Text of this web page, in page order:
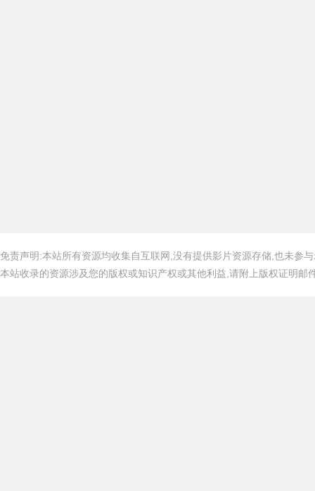
免责声明:本站所有资源均收集自互联网,没有提供影片资源存储,也未参
本站收录的资源涉及您的版权或知识产权或其他利益,请附上版权证明